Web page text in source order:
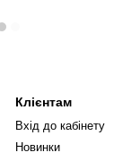
Клієнтам
Вхід до кабінету
Новинки